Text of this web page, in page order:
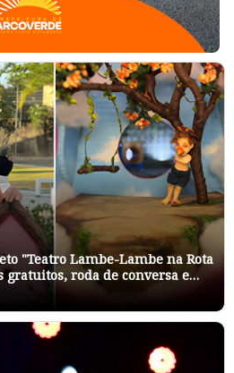
"Teatro Lambe-Lambe na Rota
gratuitos, roda de conversa e